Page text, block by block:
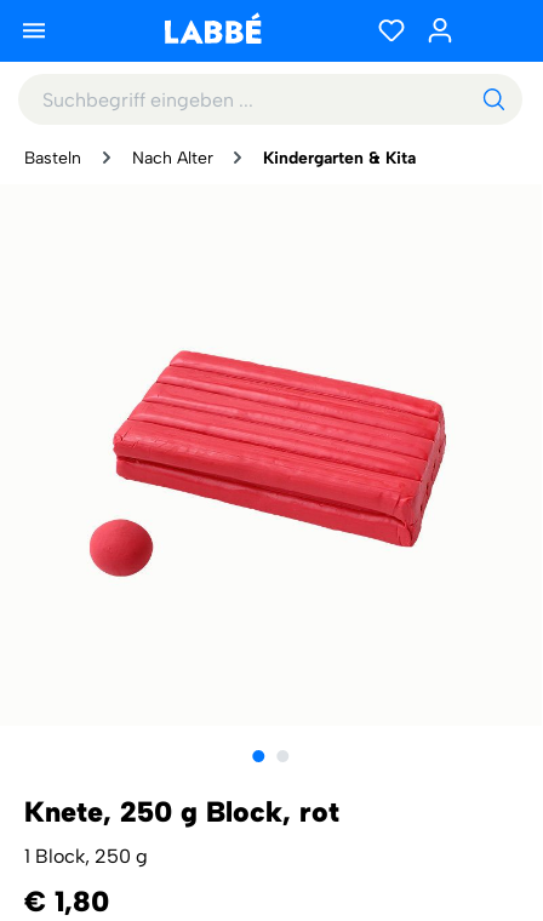
Basteln Nach Alter Kindergarten & Kita
Knete, 250 g Block, rot
1 Block, 250 g
€ 1,80